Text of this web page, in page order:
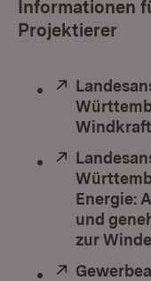
Informationen
Projektierer
Extern:
Extern:
Energie:
und
zur
Extern: